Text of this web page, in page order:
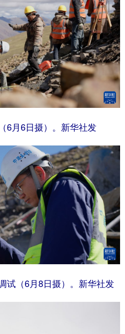
6月6日摄）。新华社发
试（6月8日摄）。新华社发